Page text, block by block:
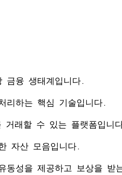
금융 생태계입니다.
리하는 핵심 기술입니다.
거래할 수 있는 플랫폼입니
자산 모음입니다.
동성을 제공하고 보상을 받